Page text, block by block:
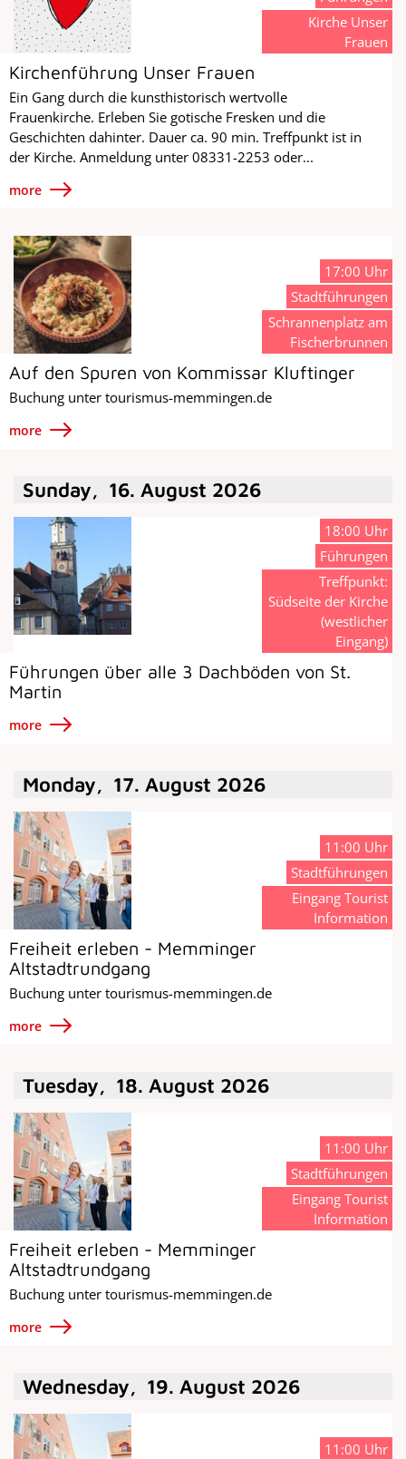
Kirchenführung Unser Frauen
Ein Gang durch die kunsthistorisch wertvolle
Frauenkirche. Erleben Sie gotische Fresken und die
Geschichten dahinter. Dauer ca. 90 min. Treffpunkt ist in
der Kirche. Anmeldung unter 08331-2253 oder...
more
Kirche Unser
Frauen
Auf den Spuren von Kommissar Kluftinger
Buchung unter tourismus-memmingen.de
more
17:00 Uhr
Stadtführungen
Schrannenplatz am
Fischerbrunnen
Sunday, 16. August 2026
Führungen über alle 3 Dachböden von St.
Martin
more
18:00 Uhr
Führungen
Treffpunkt:
Südseite der Kirche
(westlicher
Eingang)
Monday, 17. August 2026
Freiheit erleben - Memminger
Altstadtrundgang
Buchung unter tourismus-memmingen.de
more
11:00 Uhr
Stadtführungen
Eingang Tourist
Information
Tuesday, 18. August 2026
Freiheit erleben - Memminger
Altstadtrundgang
Buchung unter tourismus-memmingen.de
more
11:00 Uhr
Stadtführungen
Eingang Tourist
Information
Wednesday, 19. August 2026
11:00 Uhr